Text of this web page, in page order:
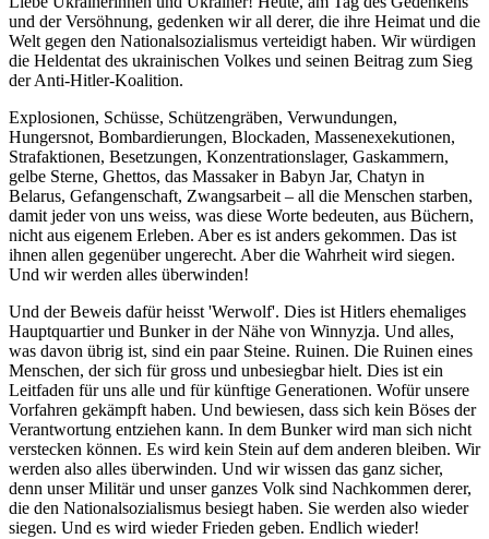
und der Versöhnung, gedenken wir all derer, die ihre Heimat und die
Welt gegen den Nationalsozialismus verteidigt haben. Wir würdigen
die Heldentat des ukrainischen Volkes und seinen Beitrag zum Sieg
der Anti-Hitler-Koalition.
Explosionen, Schüsse, Schützengräben, Verwundungen,
Hungersnot, Bombardierungen, Blockaden, Massenexekutionen,
Strafaktionen, Besetzungen, Konzentrationslager, Gaskammern,
gelbe Sterne, Ghettos, das Massaker in Babyn Jar, Chatyn in
Belarus, Gefangenschaft, Zwangsarbeit – all die Menschen starben,
damit jeder von uns weiss, was diese Worte bedeuten, aus Büchern,
nicht aus eigenem Erleben. Aber es ist anders gekommen. Das ist
ihnen allen gegenüber ungerecht. Aber die Wahrheit wird siegen.
Und wir werden alles überwinden!
Und der Beweis dafür heisst 'Werwolf'. Dies ist Hitlers ehemaliges
Hauptquartier und Bunker in der Nähe von Winnyzja. Und alles,
was davon übrig ist, sind ein paar Steine. Ruinen. Die Ruinen eines
Menschen, der sich für gross und unbesiegbar hielt. Dies ist ein
Leitfaden für uns alle und für künftige Generationen. Wofür unsere
Vorfahren gekämpft haben. Und bewiesen, dass sich kein Böses der
Verantwortung entziehen kann. In dem Bunker wird man sich nicht
verstecken können. Es wird kein Stein auf dem anderen bleiben. Wir
werden also alles überwinden. Und wir wissen das ganz sicher,
denn unser Militär und unser ganzes Volk sind Nachkommen derer,
die den Nationalsozialismus besiegt haben. Sie werden also wieder
siegen. Und es wird wieder Frieden geben. Endlich wieder!